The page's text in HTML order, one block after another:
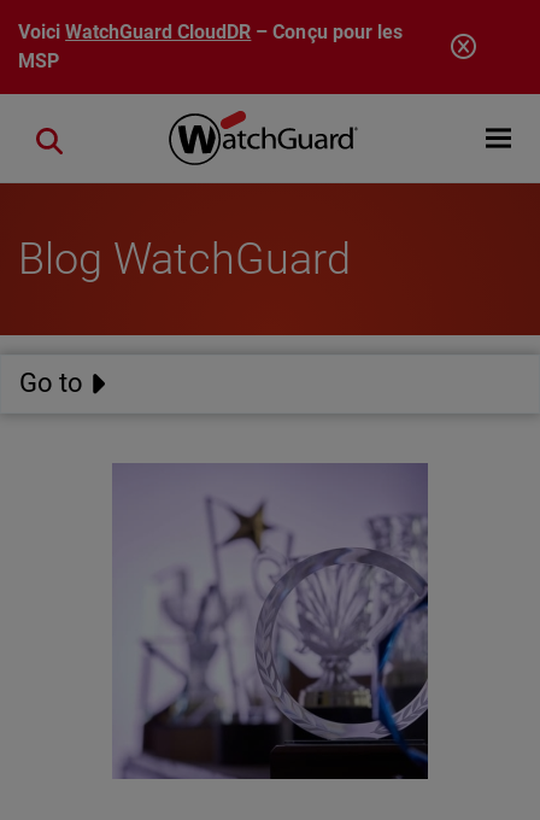
Aller au contenu principal
VoiciWatchGuard CloudDR – Conçu pour les
MSP
Open
Close search
Blog WatchGuard
Go to